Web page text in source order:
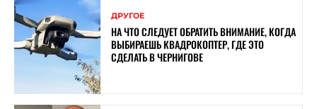
ДРУГОЕ
НА ЧТО СЛЕДУЕТ ОБРАТИТЬ ВНИМАНИЕ, КОГДА
ВЫБИРАЕШЬ КВАДРОКОПТЕР, ГДЕ ЭТО
СДЕЛАТЬ В ЧЕРНИГОВЕ